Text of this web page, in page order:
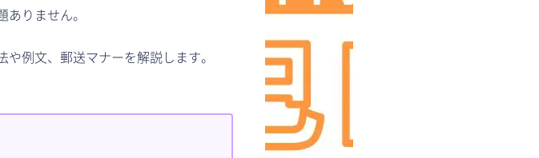
ありません。
例文、郵送マナーを解説します。